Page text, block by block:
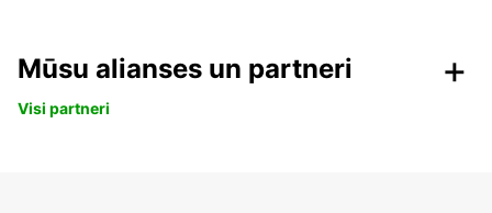
Mūsu alianses un partneri
Visi partneri